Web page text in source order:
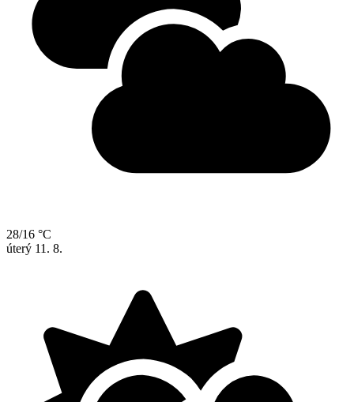
28/16 °C
úterý 11. 8.